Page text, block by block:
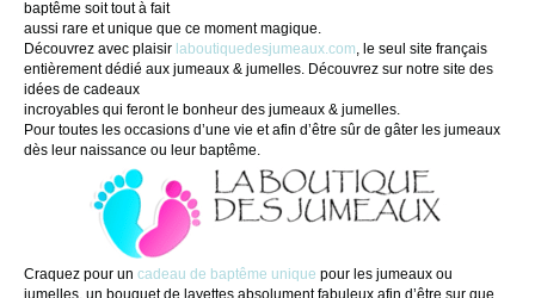
baptême soit tout à fait
aussi rare et unique que ce moment magique.
Découvrez avec plaisir laboutiquedesjumeaux.com , le seul site français
entièrement dédié aux jumeaux & jumelles. Découvrez sur notre site des
idées de cadeaux
incroyables qui feront le bonheur des jumeaux & jumelles.
Pour toutes les occasions d’une vie et afin d’être sûr de gâter les jumeaux
dès leur naissance ou leur baptême.
Craquez pour un cadeau de baptême unique pour les jumeaux ou
jumelles, un bouquet de layettes absolument fabuleux afin d’être sur que